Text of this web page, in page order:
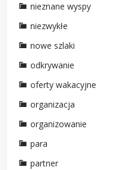
nieznane wyspy
niezwykłe
nowe szlaki
odkrywanie
oferty wakacyjne
organizacja
organizowanie
para
partner